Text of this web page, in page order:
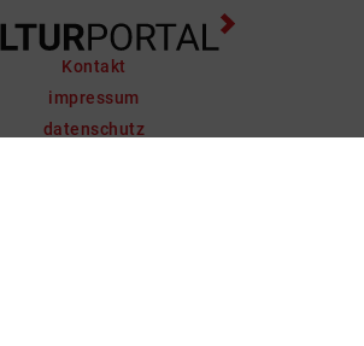
Kontakt
impressum
datenschutz